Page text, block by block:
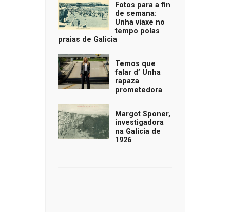
Fotos para a fin
de semana:
Unha viaxe no
tempo polas
praias de Galicia
Temos que
falar d’ Unha
rapaza
prometedora
Margot Sponer,
investigadora
na Galicia de
1926